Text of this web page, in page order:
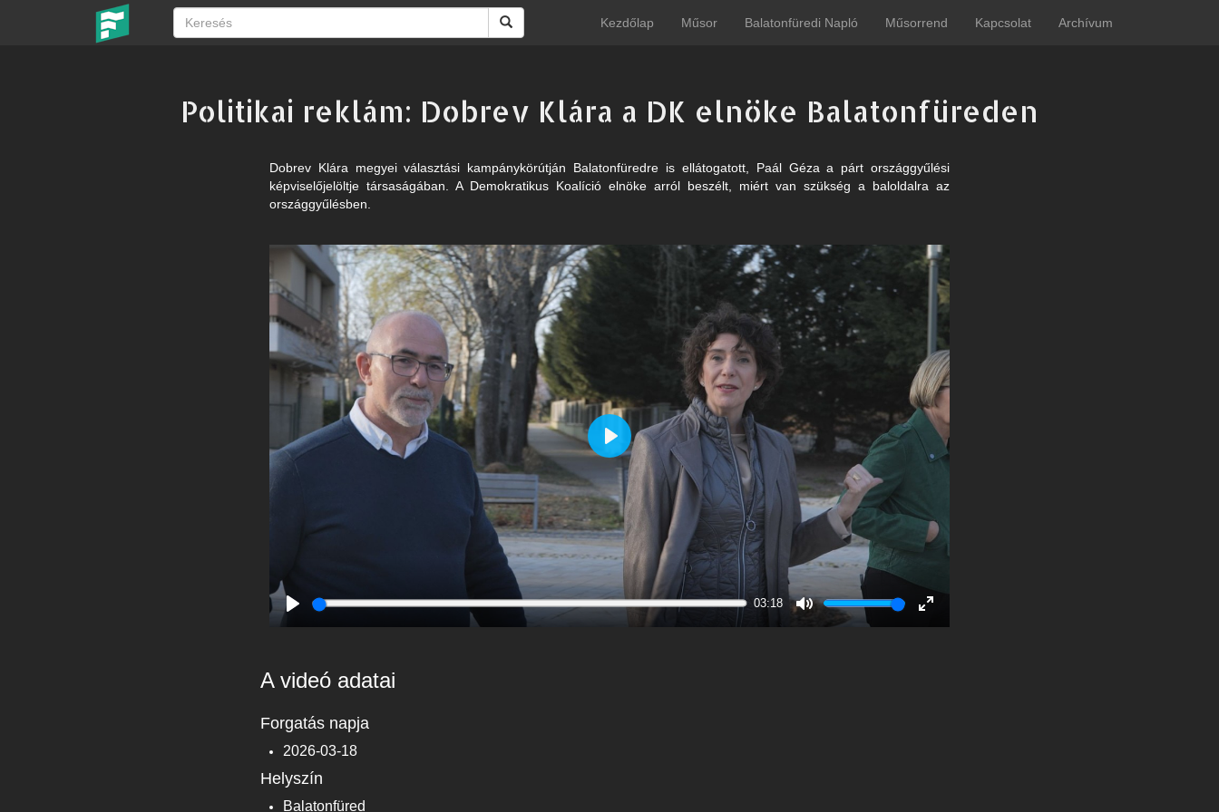
Kezdőlap Műsor Balatonfüredi Napló Műsorrend Kapcsolat Archívum
Politikai reklám: Dobrev Klára a DK elnöke Balatonfüreden
Dobrev Klára megyei választási kampánykörútján Balatonfüredre is ellátogatott, Paál Géza a párt országgyűlési
képviselőjelöltje társaságában. A Demokratikus Koalíció elnöke arról beszélt, miért van szükség a baloldalra az
országgyűlésben.
03:18
Play
A videó adatai
Forgatás napja
2026-03-18
Helyszín
Balatonfüred